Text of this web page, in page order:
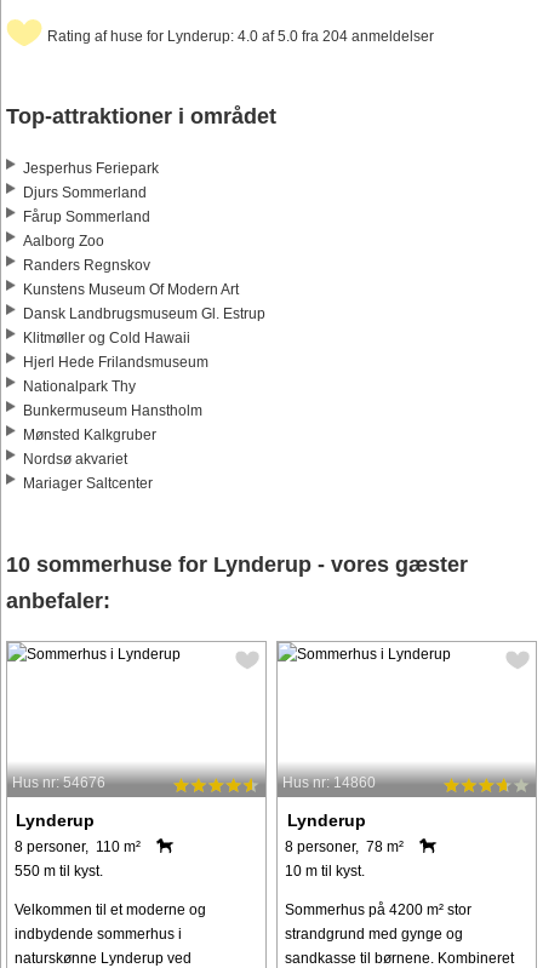
Rating af huse for Lynderup: 4.0 af 5.0 fra 204 anmeldelser
Top-attraktioner i området
Jesperhus Feriepark
Djurs Sommerland
Fårup Sommerland
Aalborg Zoo
Randers Regnskov
Kunstens Museum Of Modern Art
Dansk Landbrugsmuseum Gl. Estrup
Klitmøller og Cold Hawaii
Hjerl Hede Frilandsmuseum
Nationalpark Thy
Bunkermuseum Hanstholm
Mønsted Kalkgruber
Nordsø akvariet
Mariager Saltcenter
10 sommerhuse for Lynderup - vores gæster
anbefaler:
Hus nr: 54676
Lynderup
8 personer, 110 m²
550 m til kyst.
Velkommen til et moderne og
indbydende sommerhus i
naturskønne Lynderup ved
Hus nr: 14860
Lynderup
8 personer, 78 m²
10 m til kyst.
Sommerhus på 4200 m² stor
strandgrund med gynge og
sandkasse til børnene. Kombineret